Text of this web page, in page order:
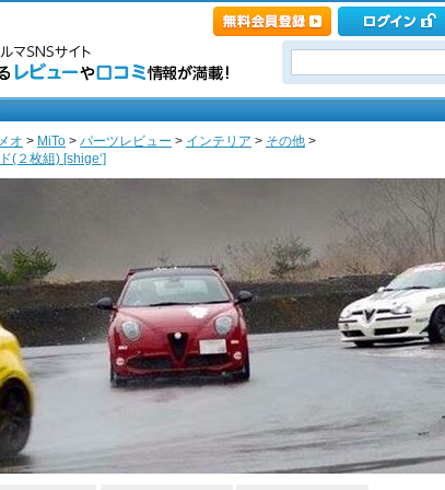
オ > MiTo > パーツレビュー > インテリア > その他 >
(２枚組) [shige‘]